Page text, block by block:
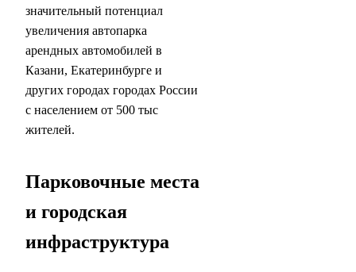
значительный потенциал
увеличения автопарка
арендных автомобилей в
Казани, Екатеринбурге и
других городах городах России
с населением от 500 тыс
жителей.
Парковочные места
и городская
инфраструктура